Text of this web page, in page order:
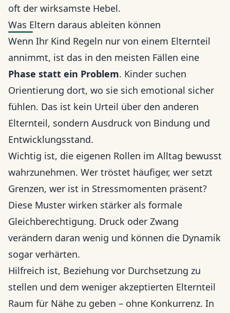
oft der wirksamste Hebel.
Was Eltern daraus ableiten können
Wenn Ihr Kind Regeln nur von einem Elternteil
annimmt, ist das in den meisten Fällen eine
Phase statt ein Problem. Kinder suchen
Orientierung dort, wo sie sich emotional sicher
fühlen. Das ist kein Urteil über den anderen
Elternteil, sondern Ausdruck von Bindung und
Entwicklungsstand.
Wichtig ist, die eigenen Rollen im Alltag bewusst
wahrzunehmen. Wer tröstet häufiger, wer setzt
Grenzen, wer ist in Stressmomenten präsent?
Diese Muster wirken stärker als formale
Gleichberechtigung. Druck oder Zwang
verändern daran wenig und können die Dynamik
sogar verhärten.
Hilfreich ist, Beziehung vor Durchsetzung zu
stellen und dem weniger akzeptierten Elternteil
Raum für Nähe zu geben – ohne Konkurrenz. In